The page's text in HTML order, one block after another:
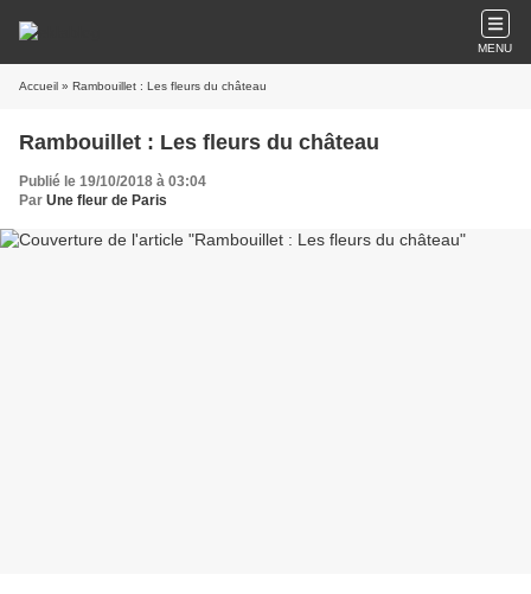
MENU
Accueil » Rambouillet : Les fleurs du château
Rambouillet : Les fleurs du château
Publié le 19/10/2018 à 03:04
Par Une fleur de Paris